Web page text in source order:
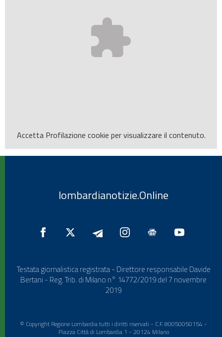
Accetta Profilazione cookie per visualizzare il contenuto.
lombardianotizie.Online
Testata giornalistica registrata - Direttore responsabile Davide
Bertani - Reg. Trib. di Milano n° 14772/2019 del 7 novembre
2019
© Copyright Regione Lombardia tutti i diritti riservati - C.F. 80050050154 -
Piazza Città di Lombardia 1 - 20124 Milano